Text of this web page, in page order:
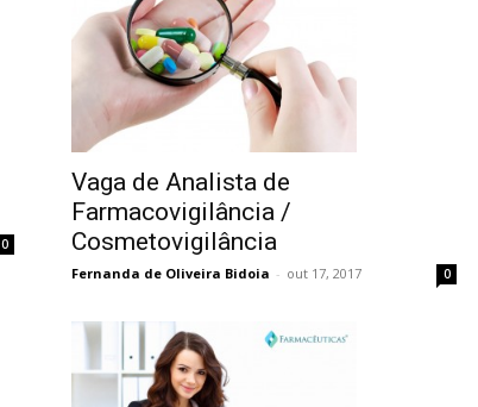
0
Vaga de Analista de
Farmacovigilância /
Cosmetovigilância
Fernanda de Oliveira Bidoia - out 17, 2017 0